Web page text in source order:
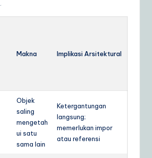
Makna Implikasi Arsitektural
Objek
saling
mengetah
ui satu
sama lain
Ketergantungan
langsung;
memerlukan impor
atau referensi